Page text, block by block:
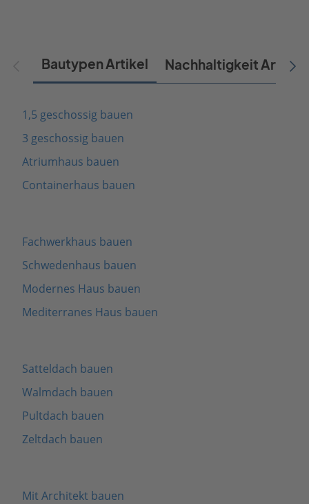
Bautypen Artikel Nachhaltigkeit Artikel
1,5 geschossig bauen
3 geschossig bauen
Atriumhaus bauen
Containerhaus bauen
Fachwerkhaus bauen
Schwedenhaus bauen
Modernes Haus bauen
Mediterranes Haus bauen
Satteldach bauen
Walmdach bauen
Pultdach bauen
Zeltdach bauen
Mit Architekt bauen